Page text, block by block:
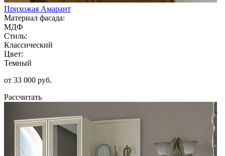
Прихожая Амарант
Материал фасада:
МДФ
Стиль:
Классический
Цвет:
Темный
от 33 000 руб.
Рассчитать